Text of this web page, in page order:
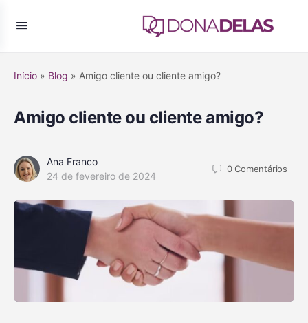
Início » Blog » Amigo cliente ou cliente amigo?
Amigo cliente ou cliente amigo?
Ana Franco
24 de fevereiro de 2024
0Comentários